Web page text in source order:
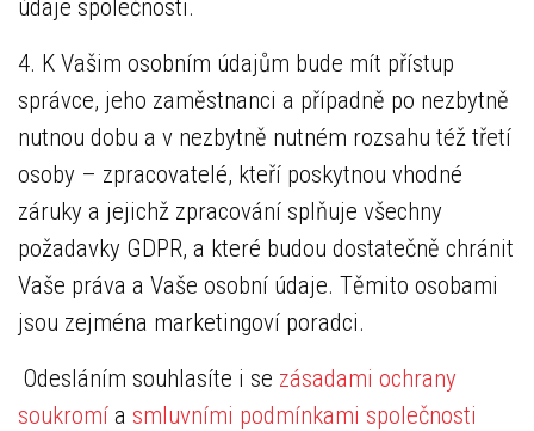
údaje společnosti.
4. K Vašim osobním údajům bude mít přístup
správce, jeho zaměstnanci a případně po nezbytně
nutnou dobu a v nezbytně nutném rozsahu též třetí
osoby – zpracovatelé, kteří poskytnou vhodné
záruky a jejichž zpracování splňuje všechny
požadavky GDPR, a které budou dostatečně chránit
Vaše práva a Vaše osobní údaje. Těmito osobami
jsou zejména marketingoví poradci.
Odesláním souhlasíte i se zásadami ochrany
soukromí a smluvními podmínkami společnosti